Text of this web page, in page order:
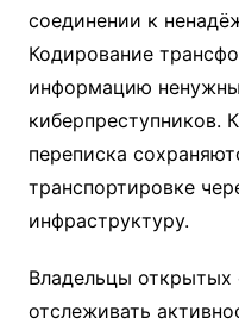
соединении к
Кодирование
информацию
киберпреступников.
переписка
транспортировке
инфраструктуру.
Владельцы
отслеживать